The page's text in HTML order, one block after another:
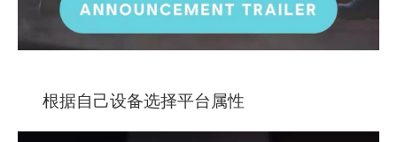
根据自己设备选择平台属性